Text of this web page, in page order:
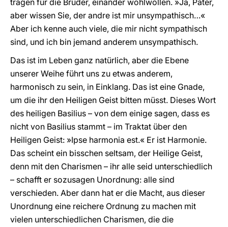
tragen für die Brüder, einander wohlwollen. »Ja, Pater,
aber wissen Sie, der andre ist mir unsympathisch…«
Aber ich kenne auch viele, die mir nicht sympathisch
sind, und ich bin jemand anderem unsympathisch.
Das ist im Leben ganz natürlich, aber die Ebene
unserer Weihe führt uns zu etwas anderem,
harmonisch zu sein, in Einklang. Das ist eine Gnade,
um die ihr den Heiligen Geist bitten müsst. Dieses Wort
des heiligen Basilius – von dem einige sagen, dass es
nicht von Basilius stammt – im Traktat über den
Heiligen Geist: »Ipse harmonia est.« Er ist Harmonie.
Das scheint ein bisschen seltsam, der Heilige Geist,
denn mit den Charismen – ihr alle seid unterschiedlich
– schafft er sozusagen Unordnung: alle sind
verschieden. Aber dann hat er die Macht, aus dieser
Unordnung eine reichere Ordnung zu machen mit
vielen unterschiedlichen Charismen, die die